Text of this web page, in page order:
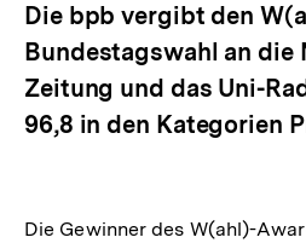
Die bpb vergibt den
Bundestagswahl an die
Zeitung und das Uni-
96,8 in den Kategorien
Die Gewinner des W(ahl)-